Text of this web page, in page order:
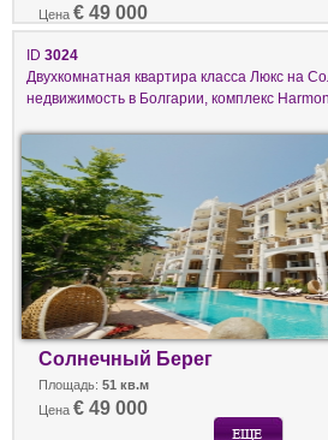
Цена € 49 000
ID 3024
Двухкомнатная квартира класса Люкс на
недвижимость в Болгарии, комплекс
Солнечный Берег
Площадь: 51 кв.м
Цена € 49 000